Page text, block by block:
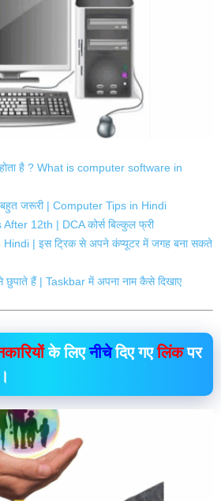
होता है ? What is computer software in
जरूरी | Computer Tips in Hindi
12th | DCA कोर्स बिल्कुल फ्री
| इस ट्रिक से अपने कंप्यूटर में जगह बना सकते
हैं | Taskbar में अपना नाम कैसे दिखाए
के लिएनीचेदिए गएलिंकपर